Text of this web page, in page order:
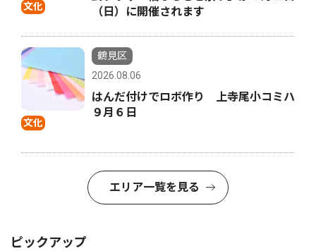
文化
（日）に開催されます
文化
鶴見区
2026.08.06
はんだ付けでロボ作り 上寺尾小コミハ
９月６日
エリア一覧を見る
ピックアップ